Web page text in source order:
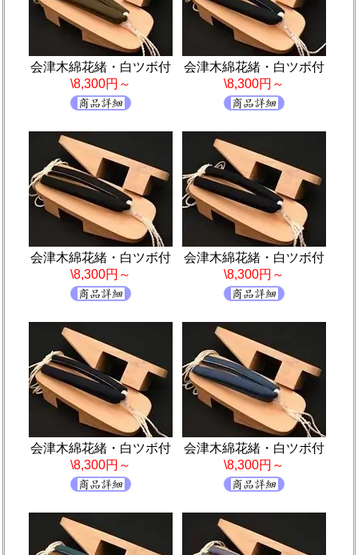
会津木綿花緒・白ツボ付
\8,300円～
会津木綿花緒・白ツボ付
\8,300円～
会津木綿花緒・白ツボ付
\8,300円～
会津木綿花緒・白ツボ付
\8,300円～
会津木綿花緒・白ツボ付
\8,300円～
会津木綿花緒・白ツボ付
\8,300円～